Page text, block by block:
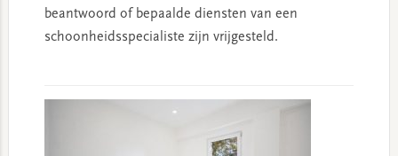
beantwoord of bepaalde diensten van een
schoonheidsspecialiste zijn vrijgesteld.